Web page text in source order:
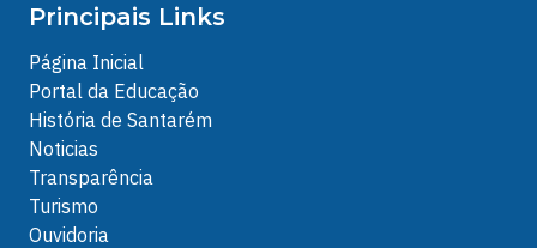
Principais Links
Página Inicial
Portal da Educação
História de Santarém
Noticias
Transparência
Turismo
Ouvidoria